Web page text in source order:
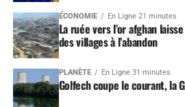
ÉCONOMIE En Ligne 21 minutes
La ruée vers l’or afghan
des villages à l’abandon
PLANÈTE En Ligne 31 minutes
Golfech coupe le courant, la